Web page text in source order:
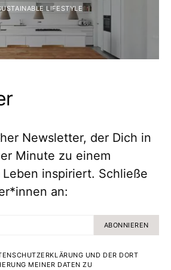
LIFESTYLE
Newsletter, der Dich in
Minute zu einem
inspiriert. Schließe
an:
ABONNIEREN
UND DER DORT
MEINER DATEN ZU